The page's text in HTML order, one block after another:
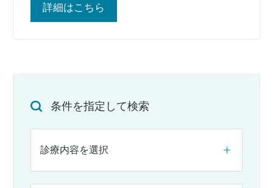
詳細はこちら
条件を指定して検索
診療内容を選択